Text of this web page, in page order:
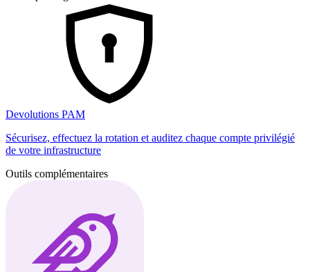
Devolutions PAM
Sécurisez, effectuez la rotation et auditez chaque compte privilégié
de votre infrastructure
Outils complémentaires